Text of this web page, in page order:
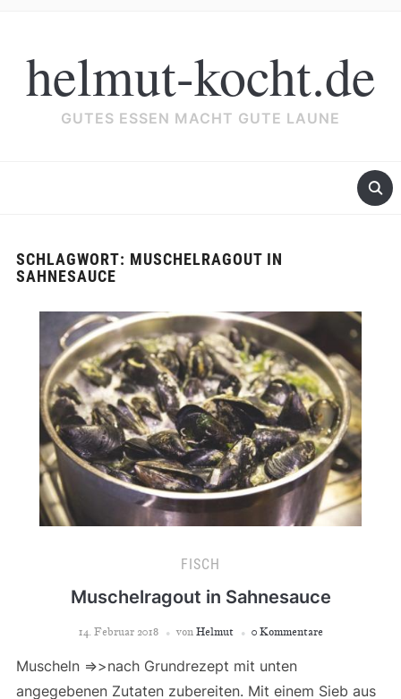
helmut-kocht.de
GUTES ESSEN MACHT GUTE LAUNE
SCHLAGWORT: MUSCHELRAGOUT IN
SAHNESAUCE
FISCH
Muschelragout in Sahnesauce
14. Februar 2018 von Helmut 0 Kommentare
Muscheln =>>nach Grundrezept mit unten
angegebenen Zutaten zubereiten. Mit einem Sieb aus